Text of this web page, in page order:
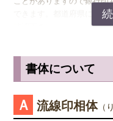
小さ目の10.5ミリが無難か
すめです。
※実印・銀行印・認印の表
ますが、銀行印をご注文
できます。都道府県によ
が書いてあるのか読める
出すならテンショ体、味
姓または名で、漢字1文字
書体について
Ａ 流線印相体（